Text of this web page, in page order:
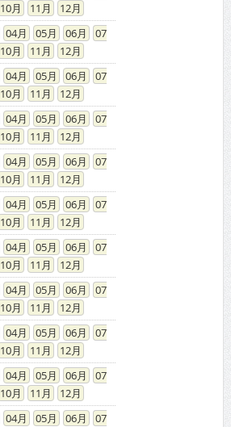
10 11
12
04 05 06
07
10 11
12
04 05 06
07
10 11
12
04 05 06
07
10 11
12
04 05 06
07
10 11
12
04 05 06
07
10 11
12
04 05 06
07
10 11
12
04 05 06
07
10 11
12
04 05 06
07
10 11
12
04 05 06
07
10 11
12
04 05 06
07